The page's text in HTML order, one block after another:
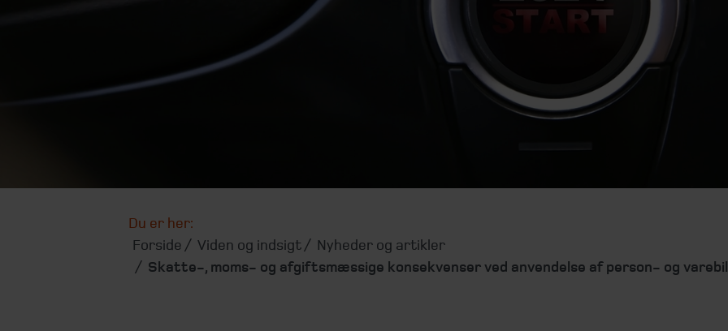
Du er her:
Forside
Viden og indsigt
Nyheder og artikler
Skatte-, moms- og afgiftsmæssige konsekvenser ved anvendelse af person- og